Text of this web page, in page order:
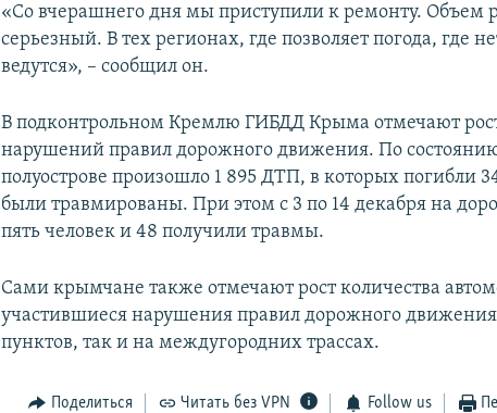
«Со вчерашнего дня мы приступили к ремонту. Объем
серьезный. В тех регионах, где позволяет погода, где
ведутся», – сообщил он.
В подконтрольном Кремлю ГИБДД Крыма отмечают
нарушений правил дорожного движения. По состоянию
полуострове произошло 1 895 ДТП, в которых погибли
были травмированы. При этом с 3 по 14 декабря на
пять человек и 48 получили травмы.
Сами крымчане также отмечают рост количества
участившиеся нарушения правил дорожного
пунктов, так и на междугородних трассах.
Поделиться Читать без VPN Follow us